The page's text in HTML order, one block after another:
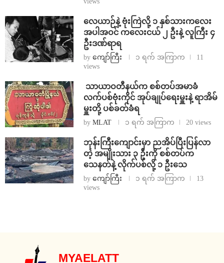
⁨လေယာဉ်နဲ့ ဗုံးကြဲလို့ ၁ နှစ်သားကလေး
အပါအဝင် ကလေးငယ် ၂ ဦးနဲ့ လူကြီး ၄
ဦးဒဏ်ရာရ
by ကျော်ကြီး ၁ ရက် အကြာက
11
views
⁩ ⁨သာယာဝတီနယ်က စစ်တပ်အမာခံ
လက်ပစ်ဗုံးကိုင် အုပ်ချုပ်ရေးမှူးနဲ့ ရာအိမ်
မှူးတို့ ပစ်ခတ်ခံရ
by MLAT ၁ ရက် အကြာက 20 views
ဘုန်းကြီးကျောင်းမှာ ညအိပ်ပြီးပြန်လာ
တဲ့ အမျိုးသား ၃ ဦးကို စစ်တပ်က
သေနတ်နဲ့ လိုက်ပစ်လို့ ၁ ဦးသေ
by ကျော်ကြီး ၁ ရက် အကြာက
13
views
MYAELATT